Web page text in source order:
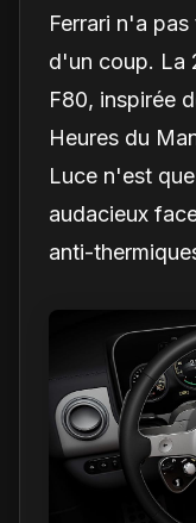
Ferrari n'a
d'un coup. La
F80, inspirée
Heures du
Luce n'est
audacieux
anti-